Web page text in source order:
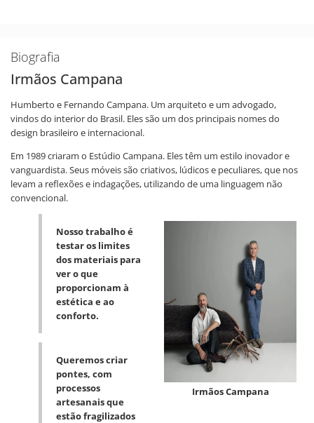
Biografia
Irmãos Campana
Humberto e Fernando Campana. Um arquiteto e um advogado,
vindos do interior do Brasil. Eles são um dos principais nomes do
design brasileiro e internacional.
Em 1989 criaram o Estúdio Campana. Eles têm um estilo inovador e
vanguardista. Seus móveis são criativos, lúdicos e peculiares, que nos
levam a reflexões e indagações, utilizando de uma linguagem não
convencional.
Irmãos Campana
Nosso trabalho é
testar os limites
dos materiais para
ver o que
proporcionam à
estética e ao
conforto.
Queremos criar
pontes, com
processos
artesanais que
estão fragilizados